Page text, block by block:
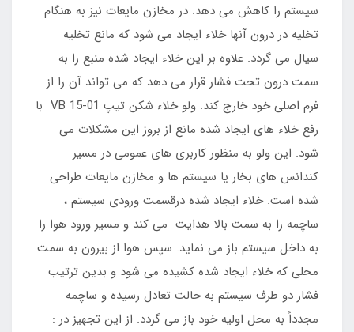
سیستم را کاهش می دهد. در مخازن مایعات نیز به هنگام
تخلیه در درون آنها خلاء ایجاد می شود که مانع تخلیه
سیال می گردد. علاوه بر این خلاء ایجاد شده منبع را به
سمت درون تحت فشار قرار می دهد که می تواند آن را از
فرم اصلی خود خارج کند. ولو خلاء شکن تیپ VB 15-01 با
رفع خلاء های ایجاد شده مانع از بروز این مشکلات می
شود. این ولو به منظور کاربری های عمومی در مسیر
کندانس های بخار یا سیستم ها و مخازن مایعات طراحی
شده است. خلاء ایجاد شده درقسمت ورودی سیستم ،
ساچمه را به سمت بالا هدایت می کند و مسیر ورود هوا را
به داخل سیستم باز می نماید. سپس هوا از بیرون به سمت
محلی که خلاء ایجاد شده کشیده می شود و بدین ترتیب
فشار دو طرف سیستم به حالت تعادل رسیده و ساچمه
مجدداً به محل اولیه خود باز می گردد. از این تجهیز در :